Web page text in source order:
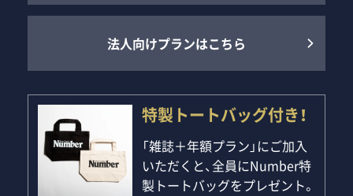
法人向けプランはこちら
特製トートバッグ付き！
「雑誌＋年額プラン」にご加入
いただくと、全員にNumber特
製トートバッグをプレゼント。